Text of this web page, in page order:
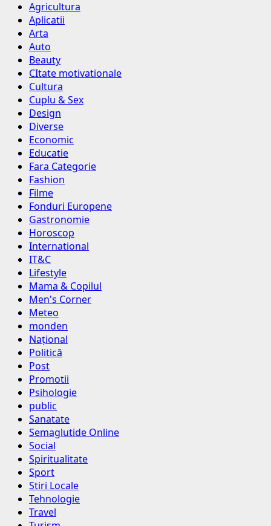
Agricultura
Aplicatii
Arta
Auto
Beauty
CItate motivationale
Cultura
Cuplu & Sex
Design
Diverse
Economic
Educatie
Fara Categorie
Fashion
Filme
Fonduri Europene
Gastronomie
Horoscop
International
IT&C
Lifestyle
Mama & Copilul
Men's Corner
Meteo
monden
Național
Politică
Post
Promotii
Psihologie
public
Sanatate
Semaglutide Online
Social
Spiritualitate
Sport
Stiri Locale
Tehnologie
Travel